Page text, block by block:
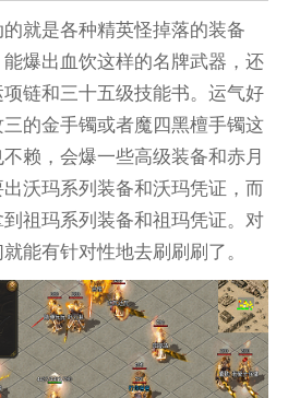
就是各种精英怪掉落的装备
爆出血饮这样的名牌武器，还
链和三十五级技能书。运气好
的金手镯或者魔四黑檀手镯这
赖，会爆一些高级装备和赤月
沃玛系列装备和沃玛凭证，而
祖玛系列装备和祖玛凭证。对
能有针对性地去刷刷刷了。